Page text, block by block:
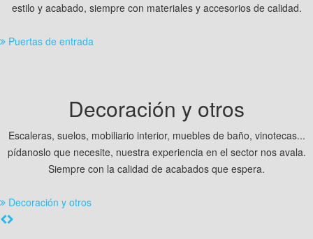
estilo y acabado, siempre con materiales y accesorios de calidad.
Puertas de entrada
Decoración y otros
Escaleras, suelos, mobiliario interior, muebles de baño, vinotecas...
pídanoslo que necesite, nuestra experiencia en el sector nos avala.
Siempre con la calidad de acabados que espera.
Decoración y otros